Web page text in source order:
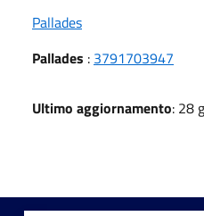
Pallades
Pallades : 3791703947
Ultimo aggiornamento: 28